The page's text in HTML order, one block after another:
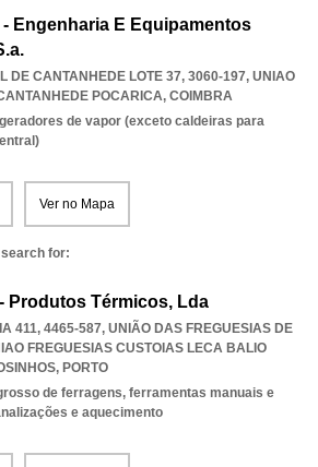
Engenharia E Equipamentos
DE CANTANHEDE LOTE 37, 3060-197, UNIAO
POCARICA, COIMBRA
de vapor (exceto caldeiras para
Ver no Mapa
for:
Produtos Térmicos, Lda
411, 4465-587, UNIÃO DAS FREGUESIAS DE
FREGUESIAS CUSTOIAS LECA BALIO
, PORTO
de ferragens, ferramentas manuais e
e aquecimento